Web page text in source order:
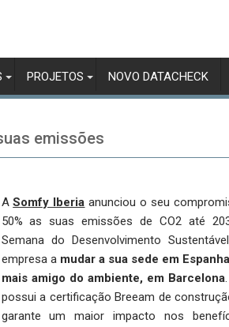
PROJETOS NOVO DATACHECK
emissões
ASomfy Iberia anunciou o seu
50% as suas emissões de CO2 até
Semana do Desenvolvimento
empresa a mudar a sua sede em
mais amigo do ambiente, em Barcelona
possui a certificação Breeam de
garante um maior impacto nos